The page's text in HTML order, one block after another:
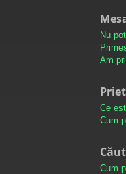
Nu
Am
Ce
Cum
Cum